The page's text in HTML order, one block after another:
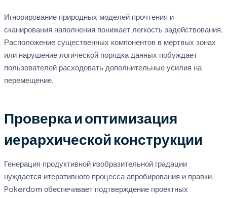
Игнорирование природных моделей прочтения и
сканирования наполнения понижает легкость задействования.
Расположение существенных компонентов в мертвых зонах
или нарушение логической порядка данных побуждает
пользователей расходовать дополнительные усилия на
перемещение.
Проверка и оптимизация
иерархической конструкции
Генерация продуктивной изобразительной градации
нуждается итеративного процесса апробирования и правки.
Pokerdom обеспечивает подтверждение проектных